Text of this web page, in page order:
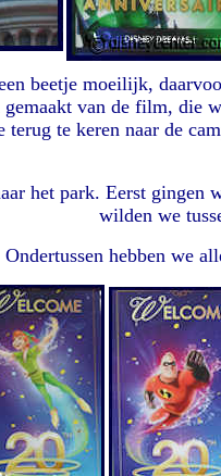
beetje moeilijk,
van de film, die
te keren naar de
het park. Eerst gingen
wilden we
Ondertussen hebben we